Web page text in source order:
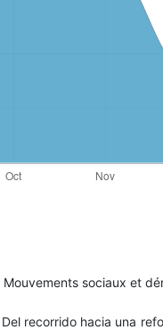
sociaux et
recorrido hacia una